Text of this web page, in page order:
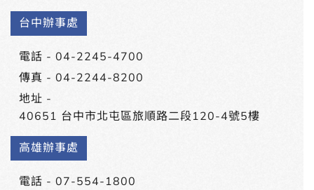
台中辦事處
電話 - 04-2245-4700
傳真 - 04-2244-8200
地址 -
40651 台中市北屯區旅順路二段120-4號5樓
高雄辦事處
電話 - 07-554-1800